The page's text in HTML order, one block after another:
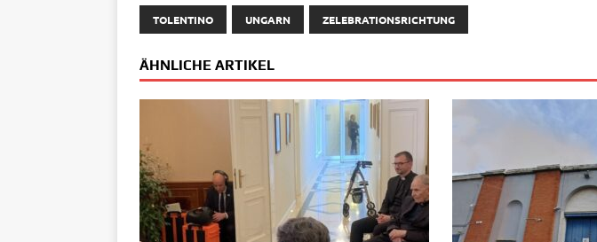
TOLENTINO UNGARN ZELEBRATIONSRICHTUNG
ÄHNLICHE ARTIKEL